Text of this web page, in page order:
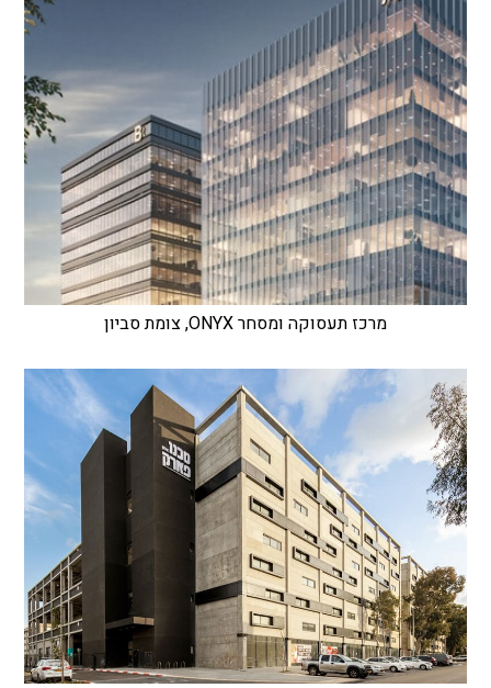
מרכז תעסוקה ומסחר ONYX, צומת סביון